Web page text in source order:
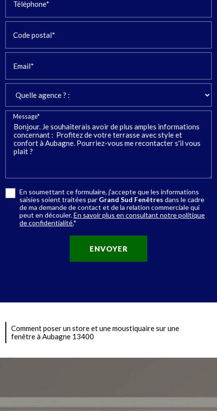
Téléphone*
Code postal*
Email*
Message*
En soumettant ce formulaire, j'accepte que les informations
saisies soient traitées par Grand Sud Fenêtres dans le cadre
de ma demande de contact et de la relation commerciale qui
peut en découler.En savoir plus en consultant notre politique
de confidentialité.*
Comment poser un store et une moustiquaire sur une
fenêtre à Aubagne 13400